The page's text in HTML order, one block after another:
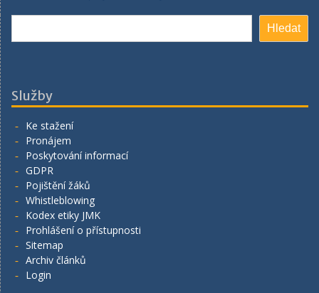
Hledat
Služby
Ke stažení
Pronájem
Poskytování informací
GDPR
Pojištění žáků
Whistleblowing
Kodex etiky JMK
Prohlášení o přístupnosti
Sitemap
Archiv článků
Login